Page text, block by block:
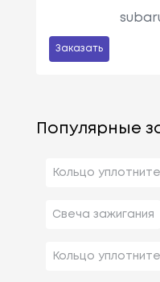
Заказать
Популярные
Кольцо
Свеча зажигания
Кольцо